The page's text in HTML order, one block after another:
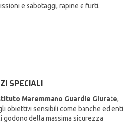
e sabotaggi, rapine e furti.
SPECIALI
Maremmano Guardie Giurate,
obiettivi sensibili come banche ed enti
godono della massima sicurezza